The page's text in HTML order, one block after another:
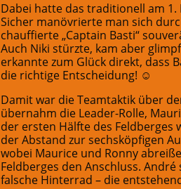
Dabei hatte das traditionell am
Sicher manövrierte man sich
chauffierte „Captain Basti“
Auch Niki stürzte, kam aber
erkannte zum Glück direkt, dass
die richtige Entscheidung! ☺
Damit war die Teamtaktik über
übernahm die Leader-Rolle,
der ersten Hälfte des Feldberges
der Abstand zur sechsköpfigen
wobei Maurice und Ronny
Feldberges den Anschluss.
falsche Hinterrad – die